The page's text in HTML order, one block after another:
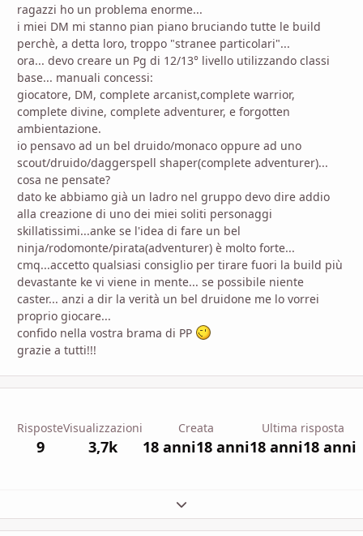
ragazzi ho un problema enorme...
i miei DM mi stanno pian piano bruciando tutte le build
perchè, a detta loro, troppo "stranee particolari"...
ora... devo creare un Pg di 12/13° livello utilizzando classi
base... manuali concessi:
giocatore, DM, complete arcanist,complete warrior,
complete divine, complete adventurer, e forgotten
ambientazione.
io pensavo ad un bel druido/monaco oppure ad uno
scout/druido/daggerspell shaper(complete adventurer)...
cosa ne pensate?
dato ke abbiamo già un ladro nel gruppo devo dire addio
alla creazione di uno dei miei soliti personaggi
skillatissimi...anke se l'idea di fare un bel
ninja/rodomonte/pirata(adventurer) è molto forte...
cmq...accetto qualsiasi consiglio per tirare fuori la build più
devastante ke vi viene in mente... se possibile niente
caster... anzi a dir la verità un bel druidone me lo vorrei
proprio giocare...
confido nella vostra brama di PP
grazie a tutti!!!
Risposte
9
Visualizzazioni
3,7k
Creata
18 anni18 anni
Ultima risposta
18 anni18 anni
Espandi panoramica del topic